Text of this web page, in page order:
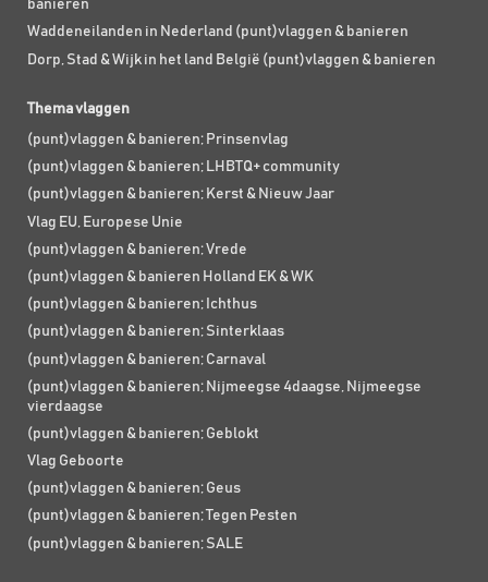
banieren
Waddeneilanden in Nederland (punt)vlaggen & banieren
Dorp, Stad & Wijk in het land België (punt)vlaggen & banieren
Thema vlaggen
(punt)vlaggen & banieren; Prinsenvlag
(punt)vlaggen & banieren; LHBTQ+ community
(punt)vlaggen & banieren; Kerst & Nieuw Jaar
Vlag EU, Europese Unie
(punt)vlaggen & banieren; Vrede
(punt)vlaggen & banieren Holland EK & WK
(punt)vlaggen & banieren; Ichthus
(punt)vlaggen & banieren; Sinterklaas
(punt)vlaggen & banieren; Carnaval
(punt)vlaggen & banieren; Nijmeegse 4daagse, Nijmeegse
vierdaagse
(punt)vlaggen & banieren; Geblokt
Vlag Geboorte
(punt)vlaggen & banieren; Geus
(punt)vlaggen & banieren; Tegen Pesten
(punt)vlaggen & banieren; SALE